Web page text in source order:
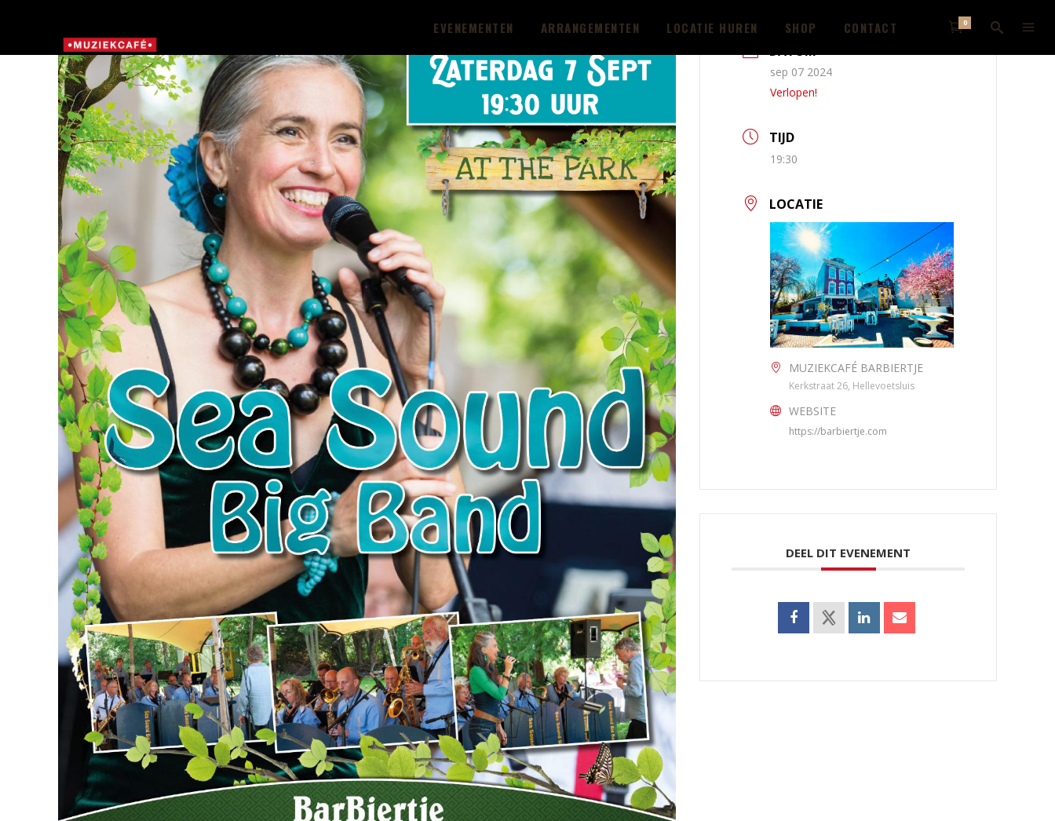
EVENEMENTEN ARRANGEMENTEN LOCATIE HUREN SHOP CONTACT 0
DATUM
sep 07 2024
Verlopen!
TIJD
19:30
LOCATIE
MUZIEKCAFÉ BARBIERTJE
Kerkstraat 26, Hellevoetsluis
WEBSITE
https://barbiertje.com
DEEL DIT EVENEMENT